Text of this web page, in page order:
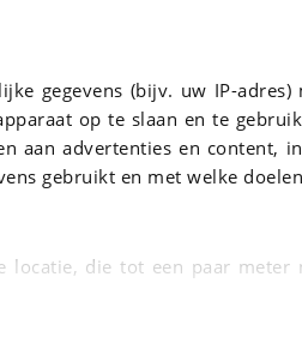
gegevens (bijv. uw IP-adres)
op te slaan en te
aan advertenties en content,
gebruikt en met welke
locatie, die tot een paar meter